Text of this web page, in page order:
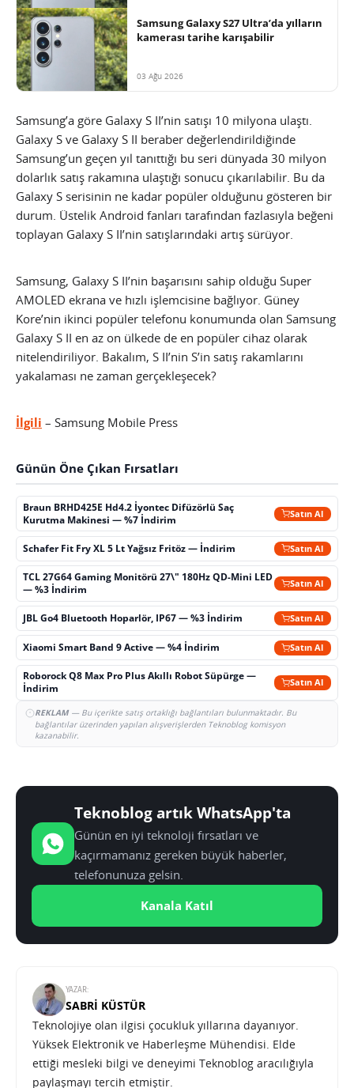
Samsung Galaxy S27 Ultra’da yılların
kamerası tarihe karışabilir
03 Ağu 2026
Samsung’a göre Galaxy S II’nin satışı 10 milyona ulaştı.
Galaxy S ve Galaxy S II beraber değerlendirildiğinde
Samsung’un geçen yıl tanıttığı bu seri dünyada 30 milyon
dolarlık satış rakamına ulaştığı sonucu çıkarılabilir. Bu da
Galaxy S serisinin ne kadar popüler olduğunu gösteren bir
durum. Üstelik Android fanları tarafından fazlasıyla beğeni
toplayan Galaxy S II’nin satışlarındaki artış sürüyor.
Samsung, Galaxy S II’nin başarısını sahip olduğu Super
AMOLED ekrana ve hızlı işlemcisine bağlıyor. Güney
Kore’nin ikinci popüler telefonu konumunda olan Samsung
Galaxy S II en az on ülkede de en popüler cihaz olarak
nitelendiriliyor. Bakalım, S II’nin S’in satış rakamlarını
yakalaması ne zaman gerçekleşecek?
İlgili – Samsung Mobile Press
Günün Öne Çıkan Fırsatları
Braun BRHD425E Hd4.2 İyontec Difüzörlü Saç
Kurutma Makinesi — %7 İndirim
Satın Al
Schafer Fit Fry XL 5 Lt Yağsız Fritöz — İndirim Satın Al
TCL 27G64 Gaming Monitörü 27\" 180Hz QD-Mini LED
— %3 İndirim
Satın Al
JBL Go4 Bluetooth Hoparlör, IP67 — %3 İndirim Satın Al
Xiaomi Smart Band 9 Active — %4 İndirim Satın Al
Roborock Q8 Max Pro Plus Akıllı Robot Süpürge —
İndirim
Satın Al
REKLAM— Bu içerikte satış ortaklığı bağlantıları bulunmaktadır. Bu
bağlantılar üzerinden yapılan alışverişlerden Teknoblog komisyon
kazanabilir.
Teknoblog artık WhatsApp'ta
Günün en iyi teknoloji fırsatları ve
kaçırmamanız gereken büyük haberler,
telefonunuza gelsin.
Kanala Katıl
YAZAR:
SABRI KÜSTÜR
Teknolojiye olan ilgisi çocukluk yıllarına dayanıyor.
Yüksek Elektronik ve Haberleşme Mühendisi. Elde
ettiği mesleki bilgi ve deneyimi Teknoblog aracılığıyla
paylaşmayı tercih etmiştir.